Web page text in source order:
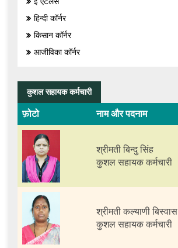
हिन्दी कॉर्नर
किसान कॉर्नर
आजीविका कॉर्नर
कुशल सहायक कर्मचारी
फ़ोटो नाम और पदनाम
श्रीमती बिन्दु सिंह
कुशल सहायक कर्मचारी
श्रीमती कल्याणी बिस्वास
कुशल सहायक कर्मचारी